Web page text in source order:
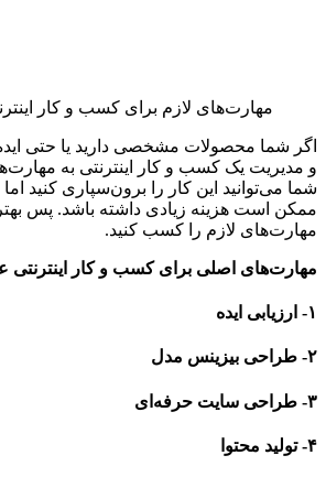
مهارت‌های لازم برای کسب‌ و کار
اگر شما محصولات مشخصی دارید یا حتی ایده
و مدیریت یک کسب و کار اینترنتی به
شما می‌توانید این کار را برون‌سپاری کنید اما
ممکن است هزینه زیادی داشته باشد. پس
مهارت‌های لازم را کسب کنید.
مهارت‌های اصلی برای کسب و کار اینترنتی
۱- ارزیابی ایده
۲- طراحی بیزینس مدل
۳- طراحی سایت حرفه‌ای
۴- تولید محتوا